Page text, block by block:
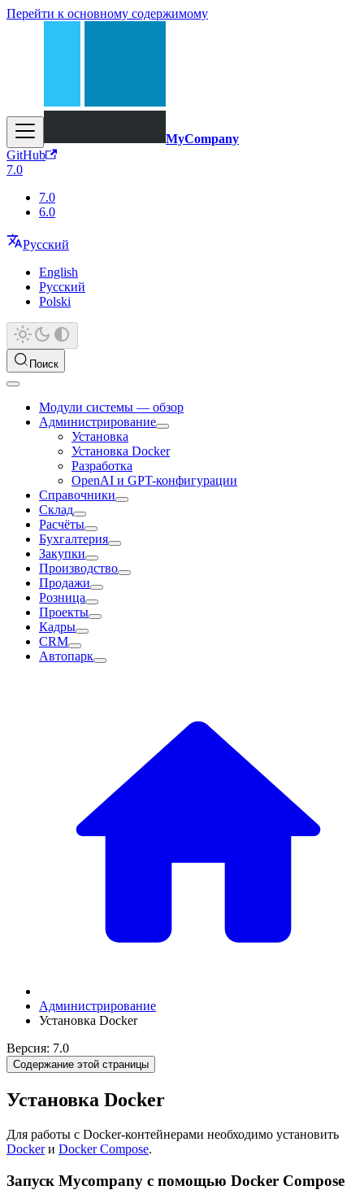
Перейти к основному содержимому
MyCompany
GitHub
7.0
7.0
6.0
Русский
English
Русский
Polski
Поиск
Модули системы — обзор
Администрирование
Установка
Установка Docker
Разработка
OpenAI и GPT-конфигурации
Справочники
Склад
Расчёты
Бухгалтерия
Закупки
Производство
Продажи
Розница
Проекты
Кадры
CRM
Автопарк
Администрирование
Установка Docker
Версия: 7.0
Содержание этой страницы
Установка Docker
Для работы с Docker-контейнерами необходимо установить
Dockerи Docker Compose.
Запуск Mycompany с помощью Docker Compose